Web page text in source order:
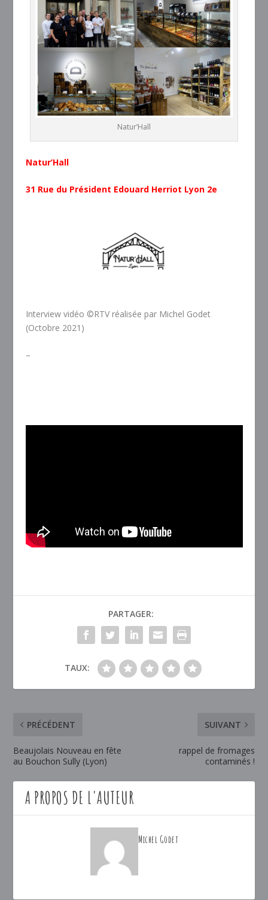
Natur’Hall
Natur’Hall
31 Rue du Président Edouard Herriot Lyon 2e
Interview vidéo ©RTV réalisée par Michel Godet
(Octobre 2021)
–
PARTAGER:
TAUX:
PRÉCÉDENT
Beaujolais Nouveau en fête
au Bouchon Sully (Lyon)
SUIVANT
rappel de fromages
contaminés !
A PROPOS DE L'AUTEUR
Michel Godet